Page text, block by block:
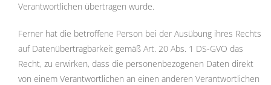
Verantwortlichen übertragen wurde.
Ferner hat die betroffene Person bei der Ausübung ihres Rechts
auf Datenübertragbarkeit gemäß Art. 20 Abs. 1 DS-GVO das
Recht, zu erwirken, dass die personenbezogenen Daten direkt
von einem Verantwortlichen an einen anderen Verantwortlichen